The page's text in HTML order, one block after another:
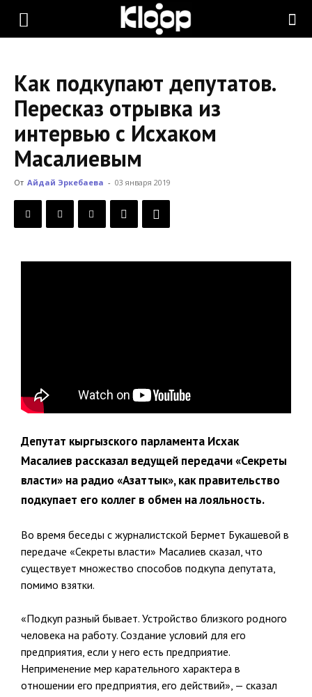
KLOOP.KG
Новости
Как подкупают депутатов.
Пересказ отрывка из
интервью с Исхаком
Масалиевым
От Айдай Эркебаева - 03 января 2019
Депутат кыргызского парламента Исхак
Масалиев рассказал ведущей передачи «Секреты
власти» на радио «Азаттык», как правительство
подкупает его коллег в обмен на лояльность.
Во время беседы с журналистской Бермет Букашевой в
передаче «Секреты власти» Масалиев сказал, что
существует множество способов подкупа депутата,
помимо взятки.
«Подкуп разный бывает. Устройство близкого родного
человека на работу. Создание условий для его
предприятия, если у него есть предприятие.
Неприменение мер карательного характера в
отношении его предприятия, его действий», — сказал